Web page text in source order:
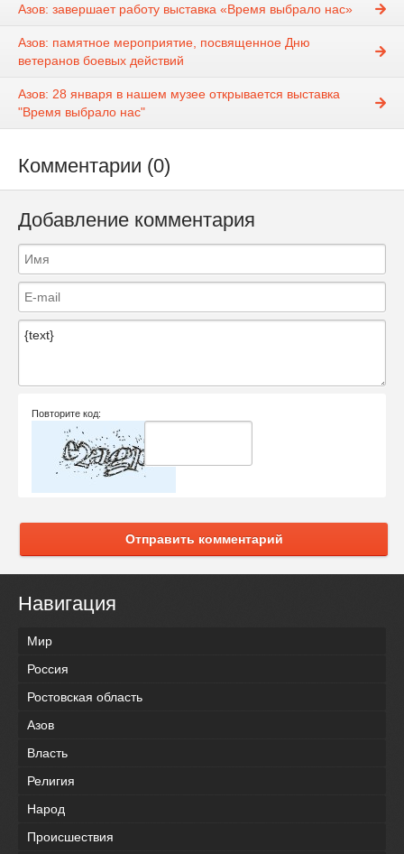
Азов: завершает работу выставка «Время выбрало нас»
Азов: памятное мероприятие, посвященное Дню
ветеранов боевых действий
Азов: 28 января в нашем музее открывается выставка
"Время выбрало нас"
Комментарии (0)
Добавление комментария
Повторите код:
Отправить комментарий
Навигация
Мир
Россия
Ростовская область
Азов
Власть
Религия
Народ
Происшествия